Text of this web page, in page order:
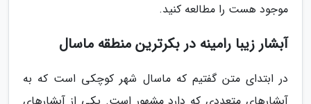
موجود هست را مطالعه کنید.
آبشار زیبا رامینه در بکرترین منطقه ماسال
در ابتدای متن گفتیم که ماسال شهر کوچکی است که به